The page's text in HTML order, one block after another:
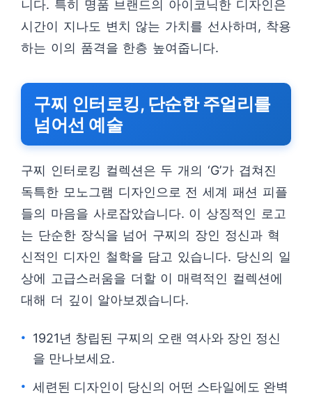
니다. 특히 명품 브랜드의 아이코닉한 디자인은
시간이 지나도 변치 않는 가치를 선사하며, 착용
하는 이의 품격을 한층 높여줍니다.
구찌 인터로킹, 단순한 주얼리를
넘어선 예술
구찌 인터로킹 컬렉션은 두 개의 ‘G’가 겹쳐진
독특한 모노그램 디자인으로 전 세계 패션 피플
들의 마음을 사로잡았습니다. 이 상징적인 로고
는 단순한 장식을 넘어 구찌의 장인 정신과 혁
신적인 디자인 철학을 담고 있습니다. 당신의 일
상에 고급스러움을 더할 이 매력적인 컬렉션에
대해 더 깊이 알아보겠습니다.
1921년 창립된 구찌의 오랜 역사와 장인 정신
을 만나보세요.
세련된 디자인이 당신의 어떤 스타일에도 완벽